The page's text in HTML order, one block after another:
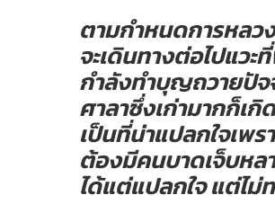
ตามกำหนดการหลว
จะเดินทางต่อไปแวะ
กำลังทำบุญถวายปั
ศาลาซึ่งเก่ามากก็เ
เป็นที่น่าแปลกใจเพ
ต้องมีคนบาดเจ็บหล
ได้แต่แปลกใจ แต่ไม่